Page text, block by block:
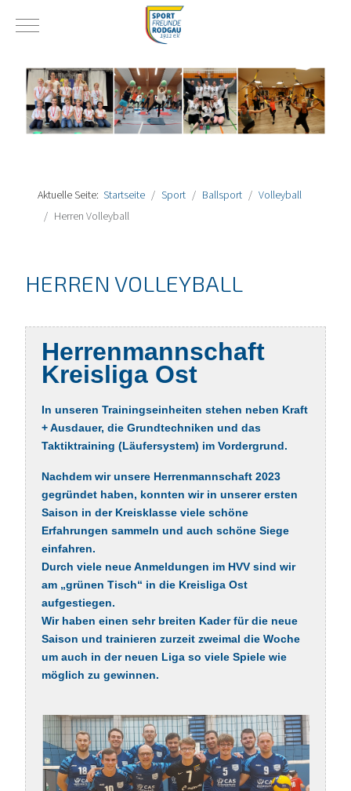
Mobile Menu Toggle
Aktuelle Seite: Startseite Sport Ballsport
Volleyball
Herren Volleyball
HERREN VOLLEYBALL
Herrenmannschaft
Kreisliga Ost
In unseren Trainingseinheiten stehen neben Kraft
+ Ausdauer, die Grundtechniken und das
Taktiktraining (Läufersystem) im Vordergrund.
Nachdem wir unsere Herrenmannschaft 2023
gegründet haben, konnten wir in unserer ersten
Saison in der Kreisklasse viele schöne
Erfahrungen sammeln und auch schöne Siege
einfahren.
Durch viele neue Anmeldungen im HVV sind wir
am „grünen Tisch“ in die Kreisliga Ost
aufgestiegen.
Wir haben einen sehr breiten Kader für die neue
Saison und trainieren zurzeit zweimal die Woche
um auch in der neuen Liga so viele Spiele wie
möglich zu gewinnen.